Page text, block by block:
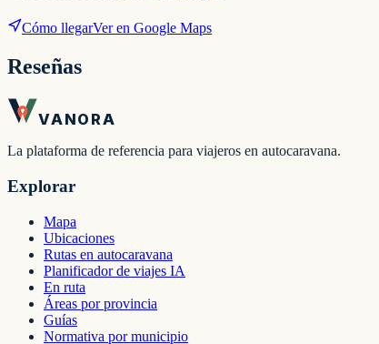
Cómo llegarVer en Google Maps
Reseñas
VANORA
La plataforma de referencia para viajeros en autocaravana.
Explorar
Mapa
Ubicaciones
Rutas en autocaravana
Planificador de viajes IA
En ruta
Áreas por provincia
Guías
Normativa por municipio